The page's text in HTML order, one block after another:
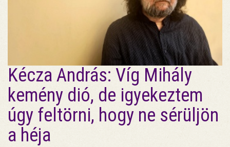
Kécza András: Víg Mihály
kemény dió, de igyekeztem
úgy feltörni, hogy ne sérüljön
a héja